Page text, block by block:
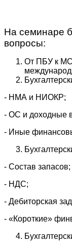
На семинаре
вопросы:
От ПБУ к
- НМА и НИОКР;
- ОС и доходные
- Иные
- Состав запасов;
- НДС;
- Дебиторская
- «Короткие»